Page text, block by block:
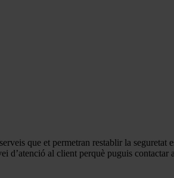
que et permetran restablir la seguretat
d’atenció al client perquè puguis contactar